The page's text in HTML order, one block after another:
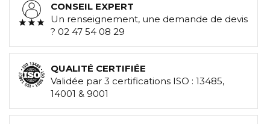
CONSEIL EXPERT
Un renseignement, une demande de devis
? 02 47 54 08 29
QUALITÉ CERTIFIÉE
Validée par 3 certifications ISO : 13485,
14001 & 9001